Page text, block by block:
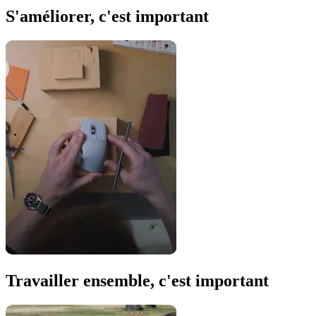
S'améliorer, c'est important
Travailler ensemble, c'est important